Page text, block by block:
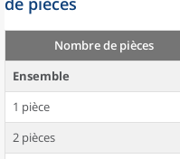
Nombre de pièces
Ensemble
1 pièce
2 pièces